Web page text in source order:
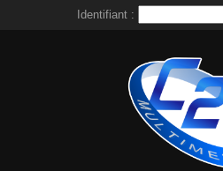
Identifiant :